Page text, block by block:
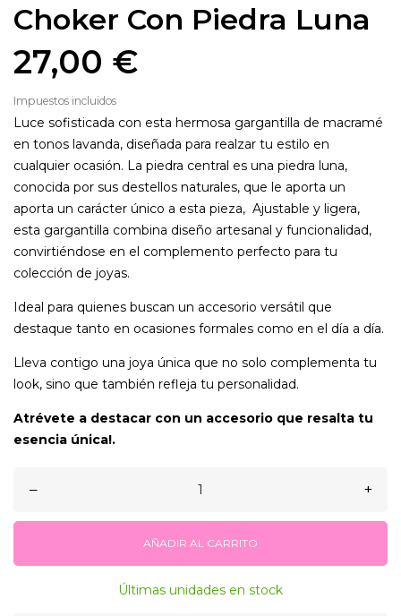
Choker Con Piedra Luna
27,00 €
Impuestos incluidos
Luce sofisticada con esta hermosa gargantilla de macramé
en tonos lavanda, diseñada para realzar tu estilo en
cualquier ocasión. La piedra central es una piedra luna,
conocida por sus destellos naturales, que le aporta un
aporta un carácter único a esta pieza, Ajustable y ligera,
esta gargantilla combina diseño artesanal y funcionalidad,
convirtiéndose en el complemento perfecto para tu
colección de joyas.
Ideal para quienes buscan un accesorio versátil que
destaque tanto en ocasiones formales como en el día a día.
Lleva contigo una joya única que no solo complementa tu
look, sino que también refleja tu personalidad.
Atrévete a destacar con un accesorio que resalta tu
esencia única!.
– +
AÑADIR AL CARRITO
Últimas unidades en stock